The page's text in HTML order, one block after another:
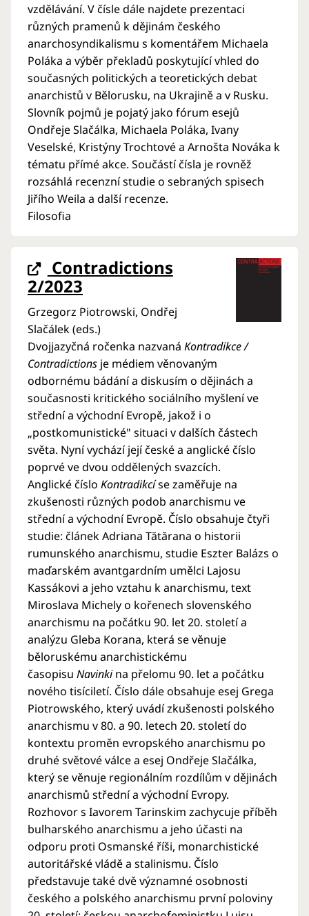
vzdělávání. V čísle dále najdete prezentaci
různých pramenů k dějinám českého
anarchosyndikalismu s komentářem Michaela
Poláka a výběr překladů poskytující vhled do
současných politických a teoretických debat
anarchistů v Bělorusku, na Ukrajině a v Rusku.
Slovník pojmů je pojatý jako fórum esejů
Ondřeje Slačálka, Michaela Poláka, Ivany
Veselské, Kristýny Trochtové a Arnošta Nováka k
tématu přímé akce. Součástí čísla je rovněž
rozsáhlá recenzní studie o sebraných spisech
Jiřího Weila a další recenze.
Filosofia
Contradictions
2/2023
Grzegorz Piotrowski, Ondřej
Slačálek (eds.)
Dvojjazyčná ročenka nazvaná Kontradikce /
Contradictions je médiem věnovaným
odbornému bádání a diskusím o dějinách a
současnosti kritického sociálního myšlení ve
střední a východní Evropě, jakož i o
„postkomunistické" situaci v dalších částech
světa. Nyní vychází její české a anglické číslo
poprvé ve dvou oddělených svazcích.
Anglické číslo Kontradikcíse zaměřuje na
zkušenosti různých podob anarchismu ve
střední a východní Evropě. Číslo obsahuje čtyři
studie: článek Adriana Tătărana o historii
rumunského anarchismu, studie Eszter Balázs o
maďarském avantgardním umělci Lajosu
Kassákovi a jeho vztahu k anarchismu, text
Miroslava Michely o kořenech slovenského
anarchismu na počátku 90. let 20. století a
analýzu Gleba Korana, která se věnuje
běloruskému anarchistickému
časopisu Navinkina přelomu 90. let a počátku
nového tisíciletí. Číslo dále obsahuje esej Grega
Piotrowského, který uvádí zkušenosti polského
anarchismu v 80. a 90. letech 20. století do
kontextu proměn evropského anarchismu po
druhé světové válce a esej Ondřeje Slačálka,
který se věnuje regionálním rozdílům v dějinách
anarchismů střední a východní Evropy.
Rozhovor s Iavorem Tarinskim zachycuje příběh
bulharského anarchismu a jeho účasti na
odporu proti Osmanské říši, monarchistické
autoritářské vládě a stalinismu. Číslo
představuje také dvě významné osobnosti
českého a polského anarchismu první poloviny